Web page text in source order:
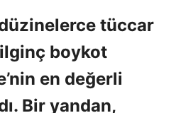
tüccar
boykot
en değerli
Bir yandan,